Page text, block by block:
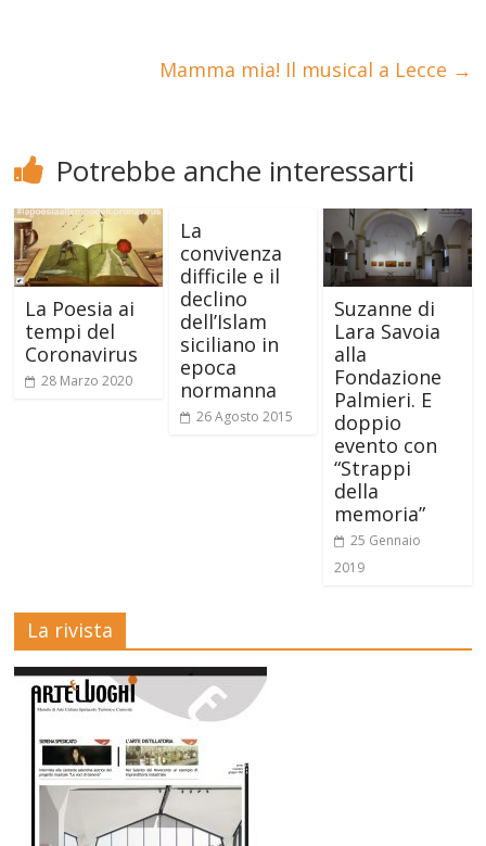
Mamma mia! Il musical a Lecce →
Potrebbe anche interessarti
La Poesia ai
tempi del
Coronavirus
28 Marzo 2020
La
convivenza
difficile e il
declino
dell’Islam
siciliano in
epoca
normanna
26 Agosto 2015
Suzanne di
Lara Savoia
alla
Fondazione
Palmieri. E
doppio
evento con
“Strappi
della
memoria”
25 Gennaio
2019
La rivista